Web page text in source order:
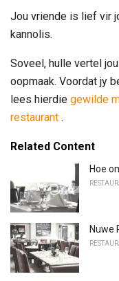
Jou vriende is lief vir
kannolis.
Soveel, hulle vertel
oopmaak. Voordat jy
lees hierdie gewilde
restaurant .
Related Content
Hoe
Nuwe